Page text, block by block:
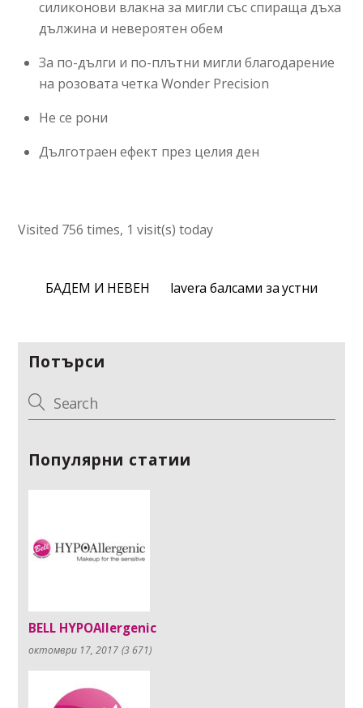
силиконови влакна за мигли със спираща дъха
дължина и невероятен обем
За по-дълги и по-плътни мигли благодарение
на розовата четка Wonder Precision
Не се рони
Дълготраeн ефект през целия ден
Visited 756 times, 1 visit(s) today
БАДЕМ И НЕВЕН lavera балсами за устни
Потърси
Популярни статии
BELL HYPOAllergenic
октомври 17, 2017 (3 671)